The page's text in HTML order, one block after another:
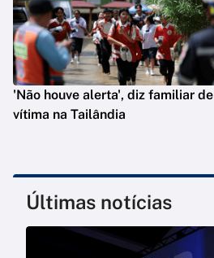
'Não houve alerta', diz familiar de
vítima na Tailândia
Últimas notícias